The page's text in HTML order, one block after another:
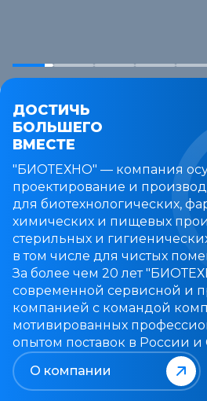
ДОСТИЧЬ
БОЛЬШЕГО
ВМЕСТЕ
"БИОТЕХНО" — компания
проектирование и
для биотехнологических,
химических и пищевых
стерильных и
в том числе для чистых
За более чем 20 лет
современной сервисной и
компанией с командой
мотивированных
опытом поставок в России и
О компании